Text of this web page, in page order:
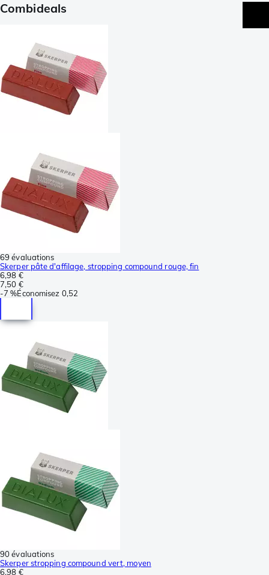
Combideals
69 évaluations
Skerper pâte d'affilage, stropping compound rouge, fin
6,98 €
7,50 €
-7 %Économisez 0,52
90 évaluations
Skerper stropping compound vert, moyen
6,98 €